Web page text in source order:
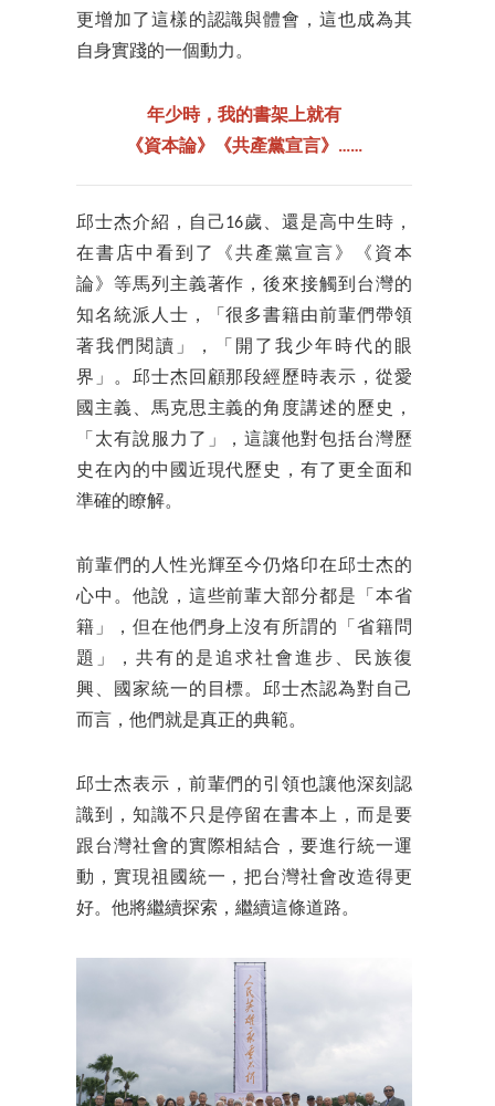
更增加了這樣的認識與體會，這也成為其
自身實踐的一個動力。
年少時，我的書架上就有
《資本論》《共產黨宣言》……
邱士杰介紹，自己16歲、還是高中生時，
在書店中看到了《共產黨宣言》《資本
論》等馬列主義著作，後來接觸到台灣的
知名統派人士，「很多書籍由前輩們帶領
著我們閱讀」，「開了我少年時代的眼
界」。邱士杰回顧那段經歷時表示，從愛
國主義、馬克思主義的角度講述的歷史，
「太有說服力了」，這讓他對包括台灣歷
史在內的中國近現代歷史，有了更全面和
準確的瞭解。
前輩們的人性光輝至今仍烙印在邱士杰的
心中。他說，這些前輩大部分都是「本省
籍」，但在他們身上沒有所謂的「省籍問
題」，共有的是追求社會進步、民族復
興、國家統一的目標。邱士杰認為對自己
而言，他們就是真正的典範。
邱士杰表示，前輩們的引領也讓他深刻認
識到，知識不只是停留在書本上，而是要
跟台灣社會的實際相結合，要進行統一運
動，實現祖國統一，把台灣社會改造得更
好。他將繼續探索，繼續這條道路。